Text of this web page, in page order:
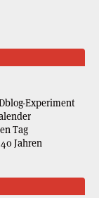
Experiment
Tag
Jahren